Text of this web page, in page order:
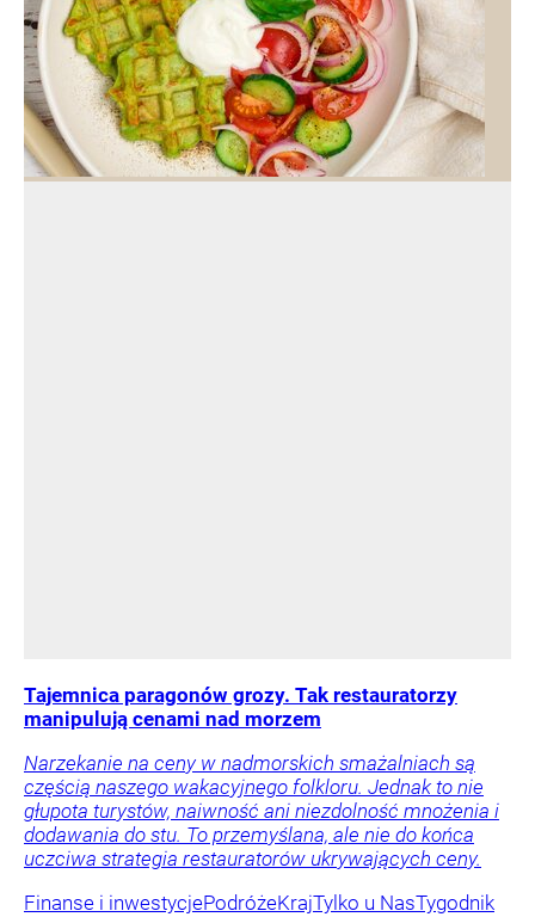
Tajemnica paragonów grozy. Tak restauratorzy
manipulują cenami nad morzem
Narzekanie na ceny w nadmorskich smażalniach są
częścią naszego wakacyjnego folkloru. Jednak to nie
głupota turystów, naiwność ani niezdolność mnożenia i
dodawania do stu. To przemyślana, ale nie do końca
uczciwa strategia restauratorów ukrywających ceny.
Finanse i inwestycjePodróżeKrajTylko u NasTygodnik